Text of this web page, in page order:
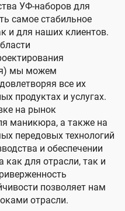
УФ-наборов для
самое стабильное
и для наших клиентов.
мы можем
все их
продуктах и услугах.
на рынок
маникюра, а также на
передовых технологий
и обеспечении
как для отрасли, так и
позволяет нам
отрасли.